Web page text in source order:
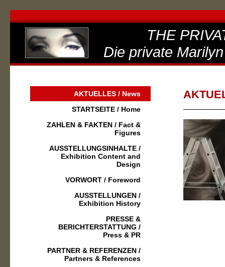
THE
Die private Marilyn
AKTUELLES / News
STARTSEITE / Home
ZAHLEN & FAKTEN / Fact &
Figures
AUSSTELLUNGSINHALTE /
Exhibition Content and
Design
VORWORT / Foreword
AUSSTELLUNGEN /
Exhibition History
PRESSE &
BERICHTERSTATTUNG /
Press & PR
PARTNER & REFERENZEN /
Partners & References